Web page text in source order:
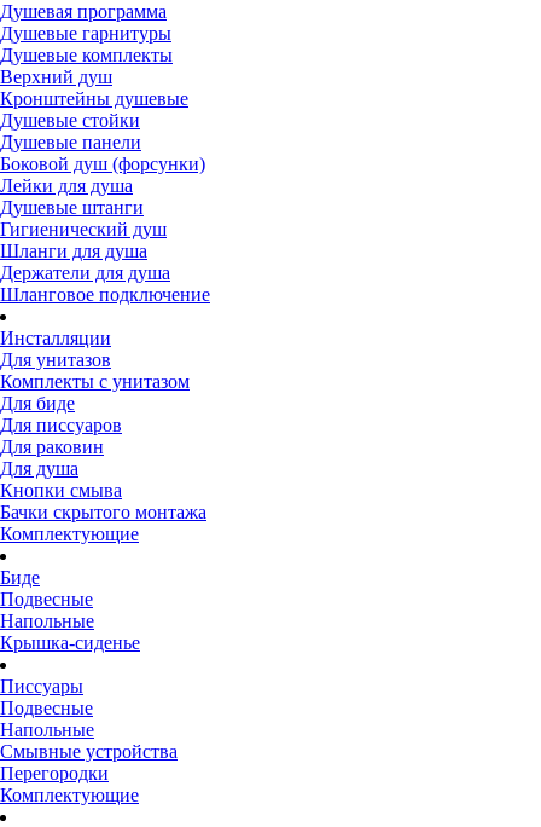
Душевая программа
Душевые гарнитуры
Душевые комплекты
Верхний душ
Кронштейны душевые
Душевые стойки
Душевые панели
Боковой душ (форсунки)
Лейки для душа
Душевые штанги
Гигиенический душ
Шланги для душа
Держатели для душа
Шланговое подключение
Инсталляции
Для унитазов
Комплекты с унитазом
Для биде
Для писсуаров
Для раковин
Для душа
Кнопки смыва
Бачки скрытого монтажа
Комплектующие
Биде
Подвесные
Напольные
Крышка-сиденье
Писсуары
Подвесные
Напольные
Смывные устройства
Перегородки
Комплектующие